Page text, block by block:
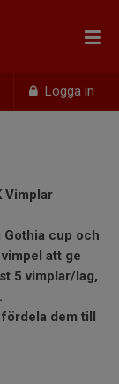
Logga in
Vimplar
Gothia cup och
att ge
5 vimplar/lag,
dem till